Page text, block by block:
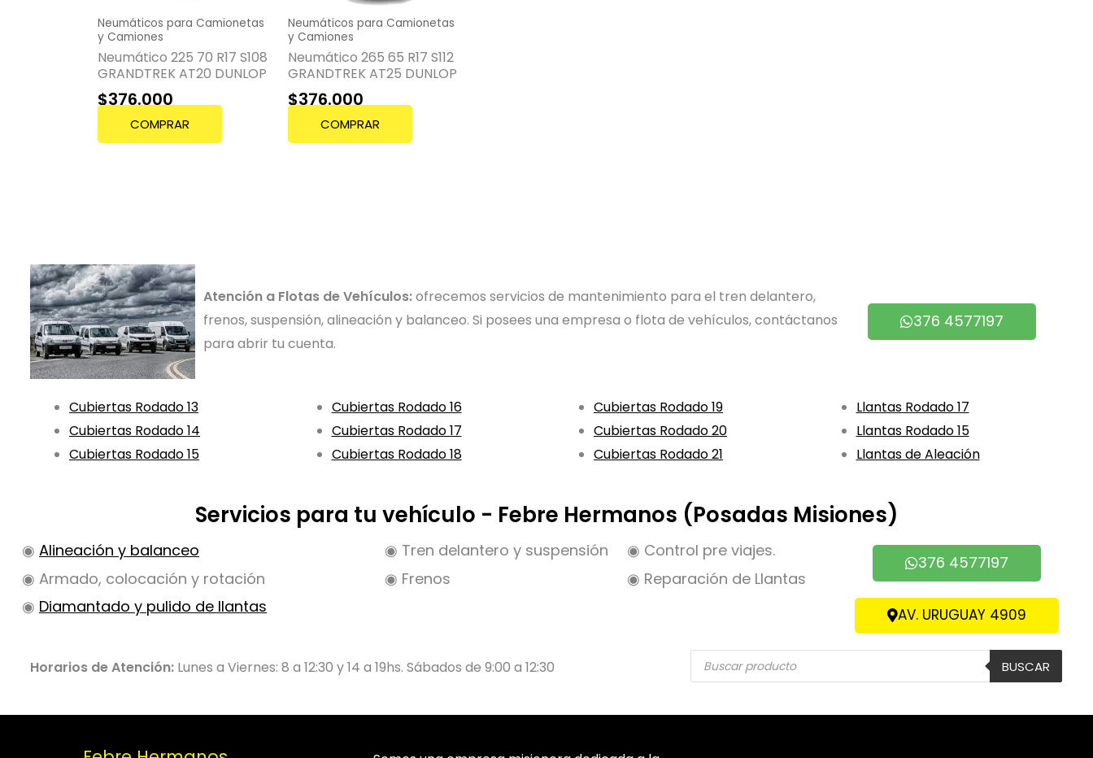
Neumáticos para Camionetas
y Camiones
Neumático 225 70 R17 S108
GRANDTREK AT20 DUNLOP
$376.000
COMPRAR
Neumáticos para Camionetas
y Camiones
Neumático 265 65 R17 S112
GRANDTREK AT25 DUNLOP
$376.000
COMPRAR
Atención a Flotas de Vehículos:ofrecemos servicios de mantenimiento para el tren delantero,
frenos, suspensión, alineación y balanceo. Si posees una empresa o flota de vehículos, contáctanos
para abrir tu cuenta.
376 4577197
Cubiertas Rodado 13
Cubiertas Rodado 14
Cubiertas Rodado 15
Cubiertas Rodado 16
Cubiertas Rodado 17
Cubiertas Rodado 18
Cubiertas Rodado 19
Cubiertas Rodado 20
Cubiertas Rodado 21
Llantas Rodado 17
Llantas Rodado 15
Llantas de Aleación
Servicios para tu vehículo - Febre Hermanos (Posadas Misiones)
◉ Alineación y balanceo
◉ Armado, colocación y rotación
◉ Diamantado y pulido de llantas
◉ Tren delantero y suspensión
◉ Frenos
◉ Control pre viajes.
◉ Reparación de Llantas
376 4577197
AV. URUGUAY 4909
Horarios de Atención: Lunes a Viernes: 8 a 12:30 y 14 a 19hs. Sábados de 9:00 a 12:30
Búsqueda
de
productos
BUSCAR